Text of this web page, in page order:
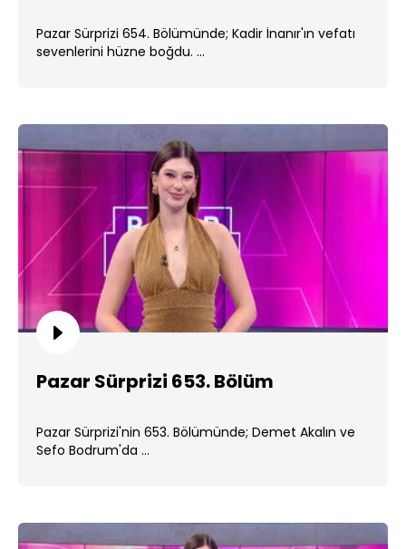
Pazar Sürprizi 654. Bölümünde; Kadir İnanır'ın vefatı
sevenlerini hüzne boğdu. ...
Pazar Sürprizi 653. Bölüm
Pazar Sürprizi'nin 653. Bölümünde; Demet Akalın ve
Sefo Bodrum'da ...